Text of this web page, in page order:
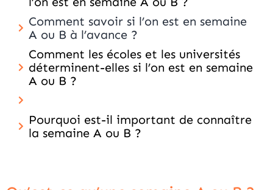
Comment savoir si l’on est en semaine
A ou B à l’avance ?
Comment les écoles et les universités
déterminent-elles si l’on est en semaine
A ou B ?
Pourquoi est-il important de connaître
la semaine A ou B ?